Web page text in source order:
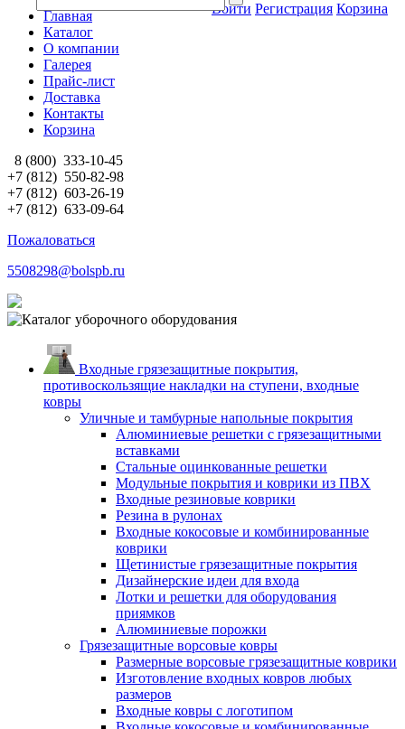
Войти Регистрация Корзина
Главная
Каталог
О компании
Галерея
Прайс-лист
Доставка
Контакты
Корзина
8 (800) 333-10-45
+7 (812) 550-82-98
+7 (812) 603-26-19
+7 (812) 633-09-64
Пожаловаться
5508298@bolspb.ru
Входные грязезащитные покрытия,
противоскользящие накладки на ступени, входные
ковры
Уличные и тамбурные напольные покрытия
Алюминиевые решетки с грязезащитными
вставками
Стальные оцинкованные решетки
Модульные покрытия и коврики из ПВХ
Входные резиновые коврики
Резина в рулонах
Входные кокосовые и комбинированные
коврики
Щетинистые грязезащитные покрытия
Дизайнерские идеи для входа
Лотки и решетки для оборудования
приямков
Алюминиевые порожки
Грязезащитные ворсовые ковры
Размерные ворсовые грязезащитные коврики
Изготовление входных ковров любых
размеров
Входные ковры с логотипом